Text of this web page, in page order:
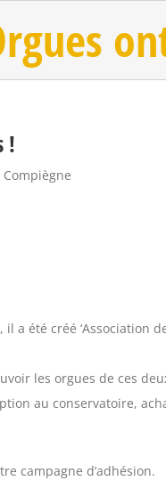
!
il a été créé ‘Association
les orgues de ces
au conservatoire,
campagne d’adhésion.